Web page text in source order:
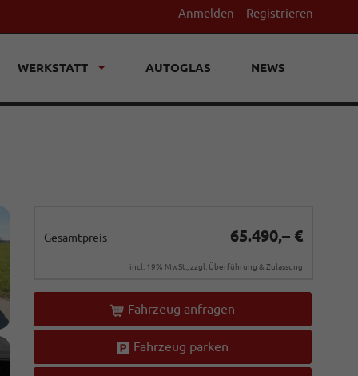
Anmelden Registrieren
WERKSTATT AUTOGLAS NEWS
Gesamtpreis 65.490,– €
incl. 19% MwSt., zzgl. Überführung & Zulassung
Fahrzeug anfragen
Fahrzeug parken